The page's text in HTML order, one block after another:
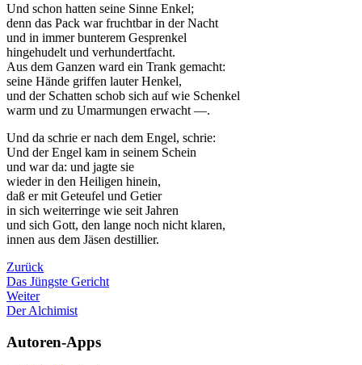
Und schon hatten seine Sinne Enkel;
denn das Pack war fruchtbar in der Nacht
und in immer bunterem Gesprenkel
hingehudelt und verhundertfacht.
Aus dem Ganzen ward ein Trank gemacht:
seine Hände griffen lauter Henkel,
und der Schatten schob sich auf wie Schenkel
warm und zu Umarmungen erwacht —.
Und da schrie er nach dem Engel, schrie:
Und der Engel kam in seinem Schein
und war da: und jagte sie
wieder in den Heiligen hinein,
daß er mit Geteufel und Getier
in sich weiterringe wie seit Jahren
und sich Gott, den lange noch nicht klaren,
innen aus dem Jäsen destillier.
Zurück
Das Jüngste Gericht
Weiter
Der Alchimist
Autoren-Apps